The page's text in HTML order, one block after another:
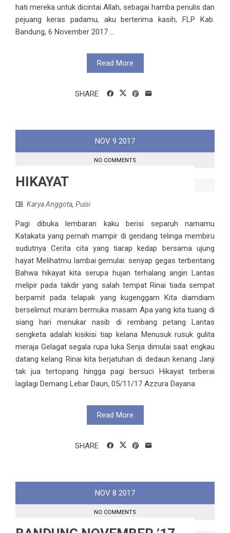
hati mereka untuk dicintai Allah, sebagai hamba penulis dan
pejuang keras padamu, aku berterima kasih, FLP Kab.
Bandung, 6 November 2017 ...
Read More
SHARE
NOV 9 2017
NO COMMENTS
HIKAYAT
Karya Anggota, Puisi
Pagi dibuka lembaran kaku berisi separuh namamu
Katakata yang pernah mampir di gendang telinga membiru
sudutnya Cerita cita yang tiarap kedap bersama ujung
hayat Melihatmu lambai gemulai: senyap gegas terbentang
Bahwa hikayat kita serupa hujan terhalang angin Lantas
melipir pada takdir yang salah tempat Rinai tiada sempat
berpamit pada telapak yang kugenggam Kita diamdiam
berselimut muram bermuka masam Apa yang kita tuang di
siang hari menukar nasib di rembang petang Lantas
sengketa adalah kisikisi tiap kelana Menusuk rusuk gulita
meraja Gelagat segala rupa luka Senja dimulai saat engkau
datang kelang Rinai kita berjatuhan di dedaun kenang Janji
tak jua tertopang hingga pagi bersuci Hikayat terberai
lagilagi Demang Lebar Daun, 05/11/17 Azzura Dayana
Read More
SHARE
NOV 8 2017
NO COMMENTS